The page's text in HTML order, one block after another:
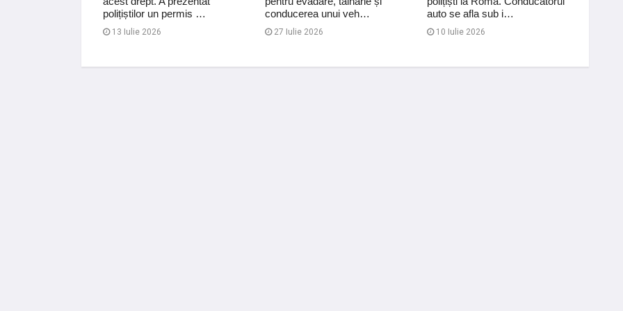
polițiștilor un permis …
13 Iulie 2026
conducerea unui veh…
27 Iulie 2026
auto se afla sub i…
10 Iulie 2026 06